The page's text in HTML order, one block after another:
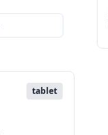
tablet